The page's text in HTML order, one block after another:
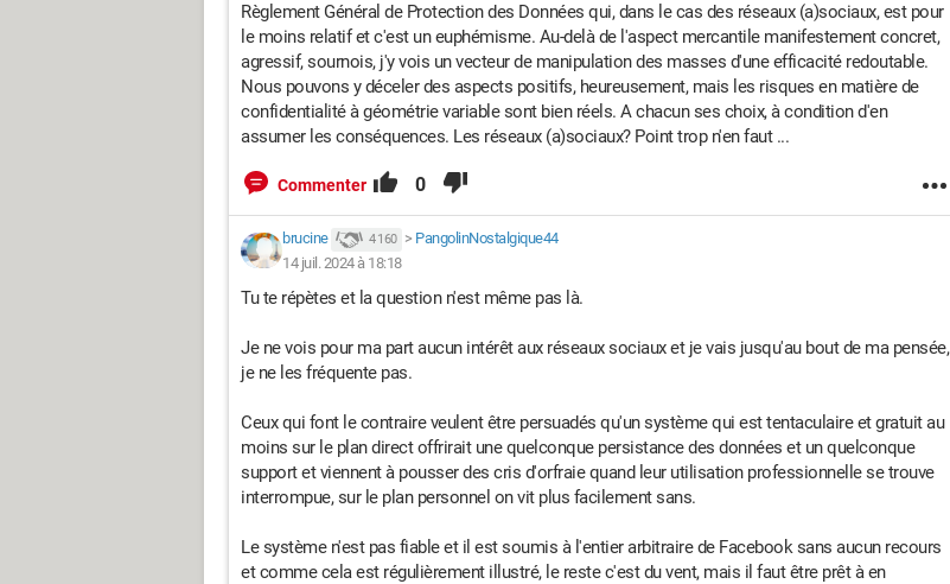
Règlement Général de Protection des Données qui, dans le cas des réseaux (a)sociaux, est pour
le moins relatif et c'est un euphémisme. Au-delà de l'aspect mercantile manifestement concret,
agressif, sournois, j'y vois un vecteur de manipulation des masses d'une efficacité redoutable.
Nous pouvons y déceler des aspects positifs, heureusement, mais les risques en matière de
confidentialité à géométrie variable sont bien réels. A chacun ses choix, à condition d'en
assumer les conséquences. Les réseaux (a)sociaux? Point trop n'en faut ...
Commenter 0
brucine 4 160 > PangolinNostalgique44
14 juil. 2024 à 18:18
Tu te répètes et la question n'est même pas là.
Je ne vois pour ma part aucun intérêt aux réseaux sociaux et je vais jusqu'au bout de ma pensée,
je ne les fréquente pas.
Ceux qui font le contraire veulent être persuadés qu'un système qui est tentaculaire et gratuit au
moins sur le plan direct offrirait une quelconque persistance des données et un quelconque
support et viennent à pousser des cris d'orfraie quand leur utilisation professionnelle se trouve
interrompue, sur le plan personnel on vit plus facilement sans.
Le système n'est pas fiable et il est soumis à l'entier arbitraire de Facebook sans aucun recours
et comme cela est régulièrement illustré, le reste c'est du vent, mais il faut être prêt à en